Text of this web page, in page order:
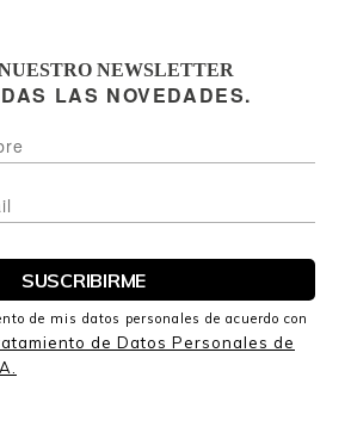
NEWSLETTER
LAS NOVEDADES.
de mis datos personales de acuerdo con
de Datos Personales de